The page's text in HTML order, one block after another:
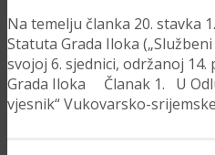
Na temelju članka 20. stavka
Statuta Grada Iloka
svojoj 6. sjednici, održanoj
Grada Iloka Članak 1. U
vjesnik“ Vukovarsko-